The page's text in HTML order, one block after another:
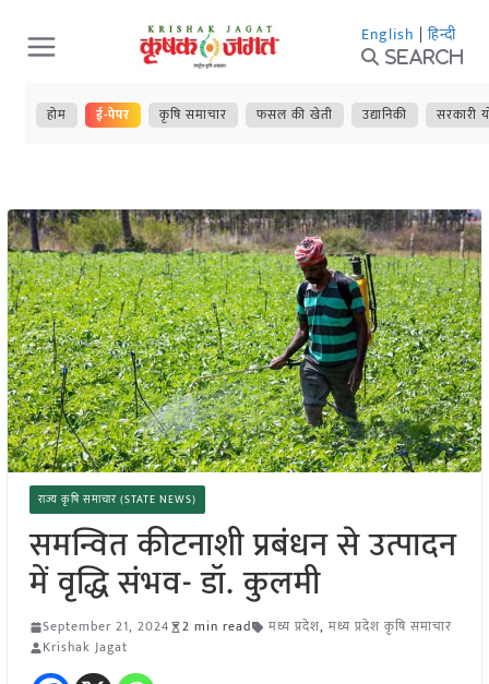
Skip
to
content
English | हिन्दी
Search
होम ई-पेपर कृषि समाचार फसल की खेती उद्यानिकी सरकारी
राज्य कृषि समाचार (STATE NEWS)
समन्वित कीटनाशी प्रबंधन से उत्पादन
में वृद्धि संभव- डॉ. कुलमी
September 21, 2024 2 min read मध्य प्रदेश, मध्य प्रदेश कृषि समाचार
Krishak Jagat